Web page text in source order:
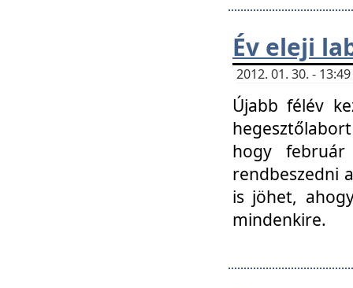
Év eleji
2012. 01. 30. -
Újabb félév
hogy
rendbeszedni
is jöhet,
mindenkire.